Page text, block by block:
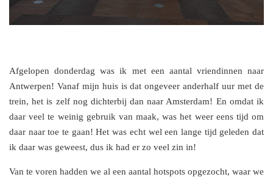
Afgelopen donderdag was ik met een aantal vriendinnen naar
Antwerpen! Vanaf mijn huis is dat ongeveer anderhalf uur met de
trein, het is zelf nog dichterbij dan naar Amsterdam! En omdat ik
daar veel te weinig gebruik van maak, was het weer eens tijd om
daar naar toe te gaan! Het was echt wel een lange tijd geleden dat
ik daar was geweest, dus ik had er zo veel zin in!
Van te voren hadden we al een aantal hotspots opgezocht, waar we